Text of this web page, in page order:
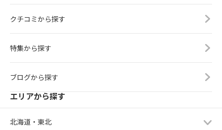
クチコミから探す
特集から探す
ブログから探す
エリアから探す
北海道・東北